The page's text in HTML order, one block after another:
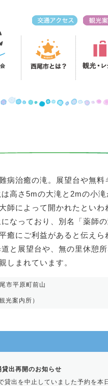
病治癒の滝。展望台や無料
高さ5mの大滝と2mの小滝
師によって開かれたといわ
なっており、別名「薬師の
癒にご利益があると伝えら
と展望台や、無の里休憩
しまれています。
市平原町前山
案内所）
出再開のお知らせ
出を中止していました予約を本